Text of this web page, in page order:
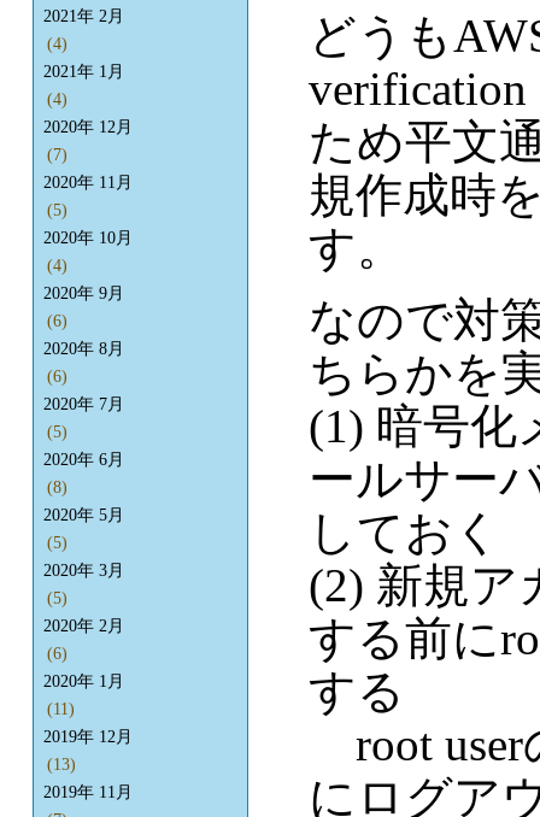
どうも
ため平文
規作成時
す。
なので対
ちらかを
(1) 暗号化
ールサー
しておく
(2) 新規ア
する前に
する
root user
にログア
2021年 2月
(4)
2021年 1月
(4)
2020年 12月
(7)
2020年 11月
(5)
2020年 10月
(4)
2020年 9月
(6)
2020年 8月
(6)
2020年 7月
(5)
2020年 6月
(8)
2020年 5月
(5)
2020年 3月
(5)
2020年 2月
(6)
2020年 1月
(11)
2019年 12月
(13)
2019年 11月